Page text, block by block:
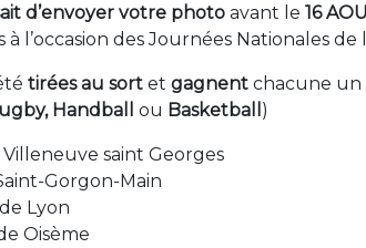
d’envoyer votre photo avant le 16
l’occasion des Journées Nationales de
tirées au sort et gagnent chacune un
Handball ou Basketball )
saint Georges
Gorgon-Main
de Lyon
Oisème